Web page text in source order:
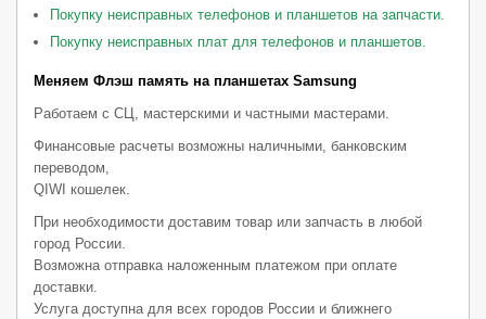
Покупку неисправных телефонов и планшетов на запчасти.
Покупку неисправных плат для телефонов и планшетов.
Меняем Флэш память на планшетах Samsung
Работаем с СЦ, мастерскими и частными мастерами.
Финансовые расчеты возможны наличными, банковским
переводом,
QIWI кошелек.
При необходимости доставим товар или запчасть в любой
город России.
Возможна отправка наложенным платежом при оплате
доставки.
Услуга доступна для всех городов России и ближнего